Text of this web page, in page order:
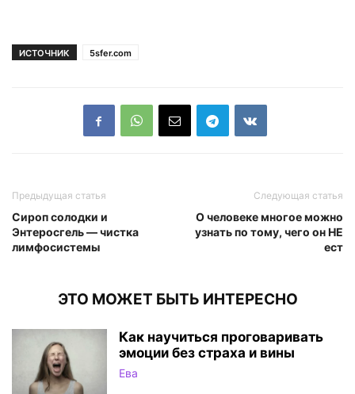
ИСТОЧНИК 5sfer.com
Предыдущая статья
Сироп солодки и
Энтеросгель — чистка
лимфосистемы
Следующая статья
О человеке многое можно
узнать по тому, чего он НЕ
ест
ЭТО МОЖЕТ БЫТЬ ИНТЕРЕСНО
Как научиться проговаривать
эмоции без страха и вины
Ева